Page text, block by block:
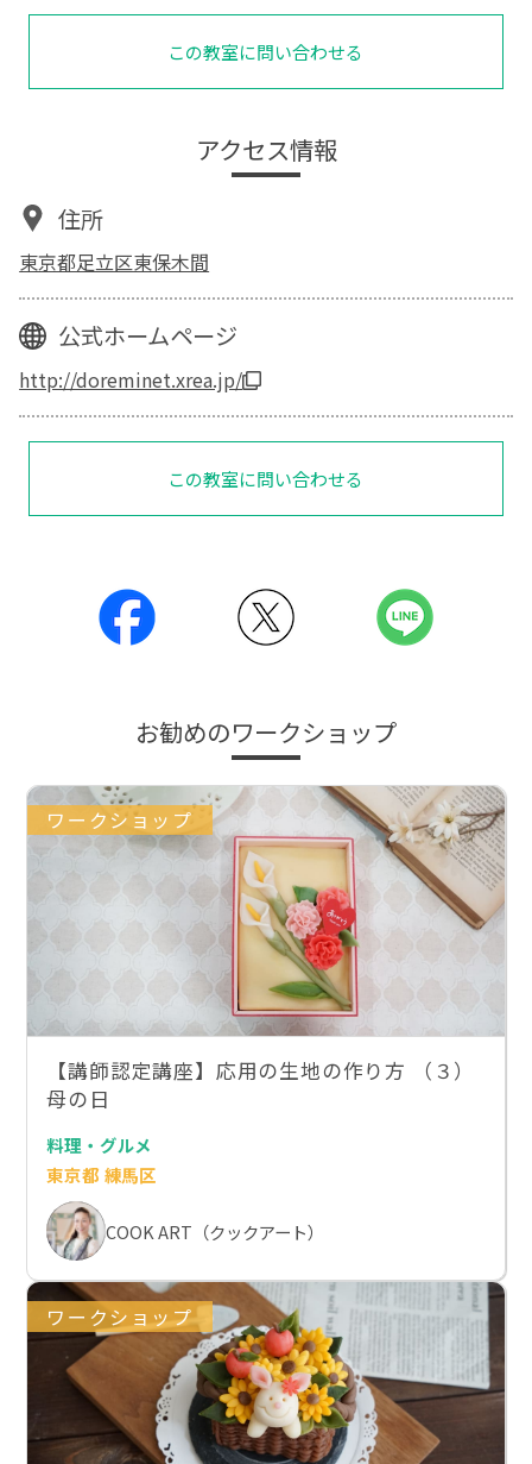
この教室に問い合わせる
アクセス情報
住所
東京都足立区東保木間
公式ホームページ
http://doreminet.xrea.jp/
この教室に問い合わせる
お勧めのワークショップ
ワークショップ
【講師認定講座】応用の生地の作り方 （３）
母の日
料理・グルメ
東京都 練馬区
COOK ART（クックアート）
ワークショップ